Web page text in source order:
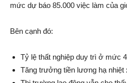
mức dự báo 85.000 việc làm của
Bên cạnh đó:
Tỷ lệ thất nghiệp duy trì ở mức
Tăng trưởng tiền lương hạ nhiệt